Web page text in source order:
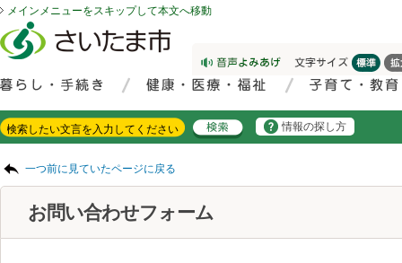
メインメニューをスキップして本文へ移動
情報の探し方
一つ前に見ていたページに戻る
お問い合わせフォーム